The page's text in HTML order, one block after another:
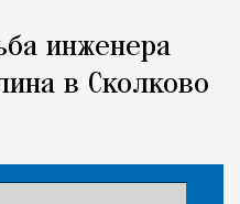
инженера
в Сколково